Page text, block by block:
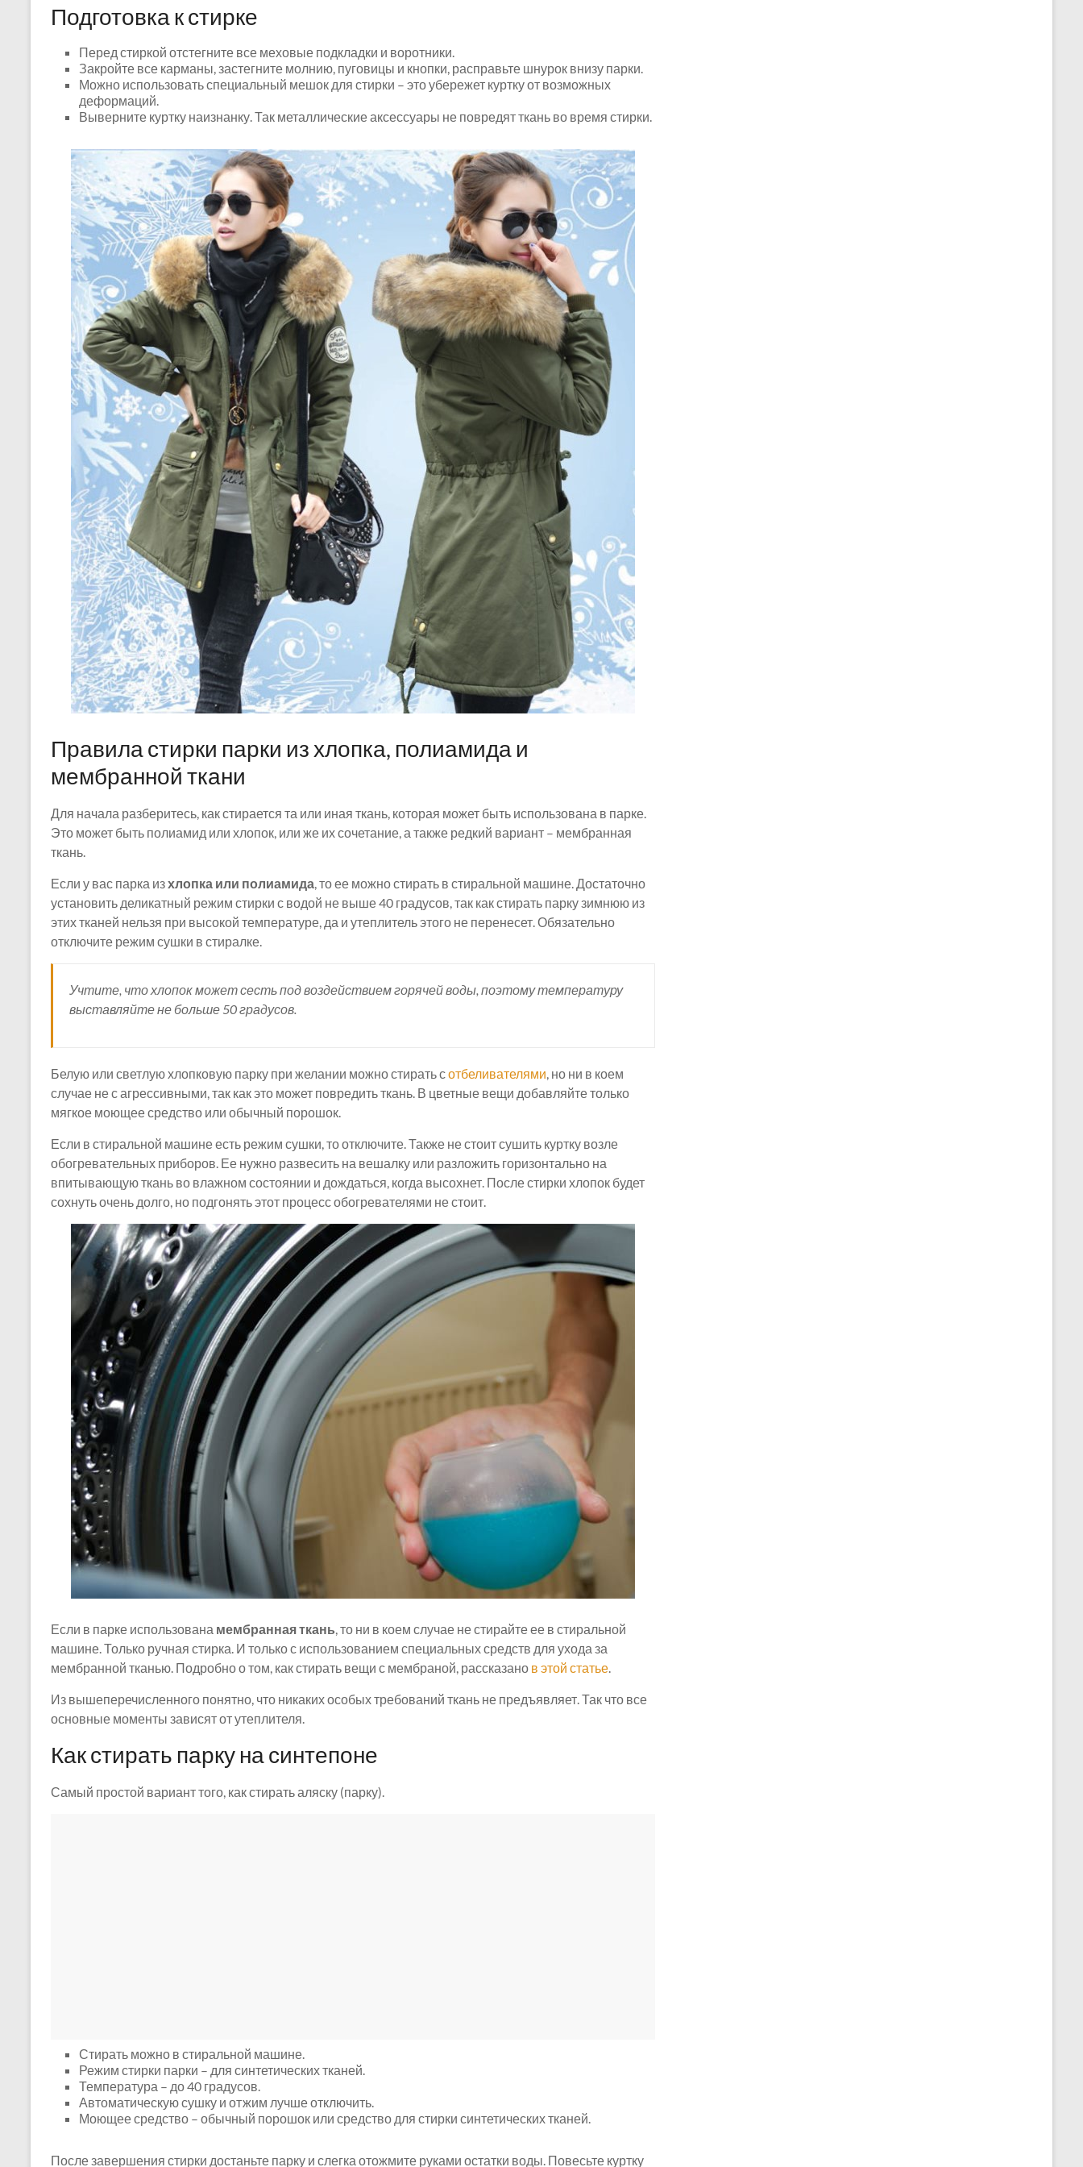
Подготовка к стирке
Перед стиркой отстегните все меховые подкладки и воротники.
Закройте все карманы, застегните молнию, пуговицы и кнопки, расправьте шнурок внизу парки.
Можно использовать специальный мешок для стирки – это убережет куртку от возможных
деформаций.
Выверните куртку наизнанку. Так металлические аксессуары не повредят ткань во время стирки.
Правила стирки парки из хлопка, полиамида и
мембранной ткани
Для начала разберитесь, как стирается та или иная ткань, которая может быть использована в парке.
Это может быть полиамид или хлопок, или же их сочетание, а также редкий вариант – мембранная
ткань.
Если у вас парка изхлопка или полиамида, то ее можно стирать в стиральной машине. Достаточно
установить деликатный режим стирки с водой не выше 40 градусов, так как стирать парку зимнюю из
этих тканей нельзя при высокой температуре, да и утеплитель этого не перенесет. Обязательно
отключите режим сушки в стиралке.
Учтите, что хлопок может сесть под воздействием горячей воды, поэтому температуру
выставляйте не больше 50 градусов.
Белую или светлую хлопковую парку при желании можно стирать сотбеливателями, но ни в коем
случае не с агрессивными, так как это может повредить ткань. В цветные вещи добавляйте только
мягкое моющее средство или обычный порошок.
Если в стиральной машине есть режим сушки, то отключите. Также не стоит сушить куртку возле
обогревательных приборов. Ее нужно развесить на вешалку или разложить горизонтально на
впитывающую ткань во влажном состоянии и дождаться, когда высохнет. После стирки хлопок будет
сохнуть очень долго, но подгонять этот процесс обогревателями не стоит.
Если в парке использована мембранная ткань, то ни в коем случае не стирайте ее в стиральной
машине. Только ручная стирка. И только с использованием специальных средств для ухода за
мембранной тканью. Подробно о том, как стирать вещи с мембраной, рассказано в этой статье.
Из вышеперечисленного понятно, что никаких особых требований ткань не предъявляет. Так что все
основные моменты зависят от утеплителя.
Как стирать парку на синтепоне
Самый простой вариант того, как стирать аляску (парку).
Стирать можно в стиральной машине.
Режим стирки парки – для синтетических тканей.
Температура – до 40 градусов.
Автоматическую сушку и отжим лучше отключить.
Моющее средство – обычный порошок или средство для стирки синтетических тканей.
После завершения стирки достаньте парку и слегка отожмите руками остатки воды. Повесьте куртку